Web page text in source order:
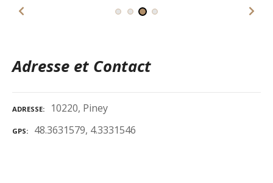
Adresse et Contact
ADRESSE 10220, Piney
GPS 48.3631579, 4.3331546